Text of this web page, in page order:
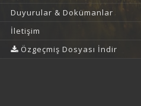
Duyurular & Dokümanlar
İletişim
Özgeçmiş Dosyası İndir